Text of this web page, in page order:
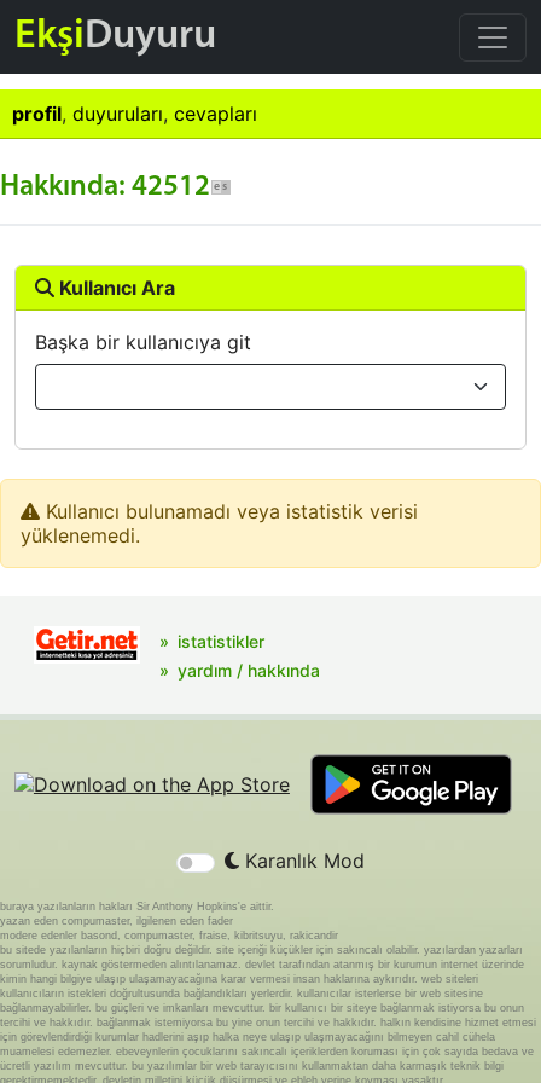
EkşiDuyuru
profil, duyuruları, cevapları
Hakkında: 42512
Kullanıcı Ara
Başka bir kullanıcıya git
Kullanıcı bulunamadı veya istatistik verisi
yüklenemedi.
istatistikler
yardım / hakkında
Karanlık Mod
buraya yazılanların hakları Sir Anthony Hopkins'e aittir.
yazan eden compumaster, ilgilenen eden fader
modere edenler basond, compumaster, fraise, kibritsuyu, rakicandir
bu sitede yazılanların hiçbiri doğru değildir. site içeriği küçükler için sakıncalı olabilir. yazılardan yazarları
sorumludur. kaynak göstermeden alıntılanamaz. devlet tarafından atanmış bir kurumun internet üzerinde
kimin hangi bilgiye ulaşıp ulaşamayacağına karar vermesi insan haklarına aykırıdır. web siteleri
kullanıcıların istekleri doğrultusunda bağlandıkları yerlerdir. kullanıcılar isterlerse bir web sitesine
bağlanmayabilirler. bu güçleri ve imkanları mevcuttur. bir kullanıcı bir siteye bağlanmak istiyorsa bu onun
tercihi ve hakkıdır. bağlanmak istemiyorsa bu yine onun tercihi ve hakkıdır. halkın kendisine hizmet etmesi
için görevlendirdiği kurumlar hadlerini aşıp halka neye ulaşıp ulaşmayacağını bilmeyen cahil cühela
muamelesi edemezler. ebeveynlerin çocuklarını sakıncalı içeriklerden koruması için çok sayıda bedava ve
ücretli yazılım mevcuttur. bu yazılımlar bir web tarayıcısını kullanmaktan daha karmaşık teknik bilgi
gerektirmemektedir. devletin milletini küçük düşürmesi ve ebleh yerine koyması yasaktır.